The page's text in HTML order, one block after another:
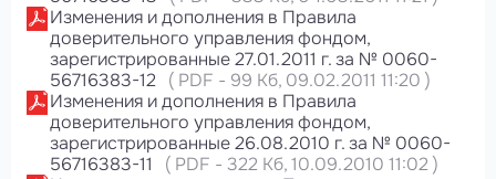
Изменения и дополнения в Правила
доверительного управления фондом,
зарегистрированные 27.01.2011 г. за № 0060-
56716383-12 ( PDF - 99 Кб, 09.02.2011 11:20 )
Изменения и дополнения в Правила
доверительного управления фондом,
зарегистрированные 26.08.2010 г. за № 0060-
56716383-11
( PDF - 322 Кб, 10.09.2010 11:02 )